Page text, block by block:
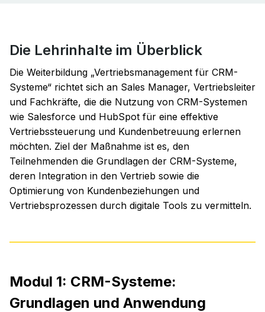
Die Lehrinhalte im Überblick
Die Weiterbildung „Vertriebsmanagement für CRM-
Systeme“ richtet sich an Sales Manager, Vertriebsleiter
und Fachkräfte, die die Nutzung von CRM-Systemen
wie Salesforce und HubSpot für eine effektive
Vertriebssteuerung und Kundenbetreuung erlernen
möchten. Ziel der Maßnahme ist es, den
Teilnehmenden die Grundlagen der CRM-Systeme,
deren Integration in den Vertrieb sowie die
Optimierung von Kundenbeziehungen und
Vertriebsprozessen durch digitale Tools zu vermitteln.
Modul 1: CRM-Systeme:
Grundlagen und Anwendung